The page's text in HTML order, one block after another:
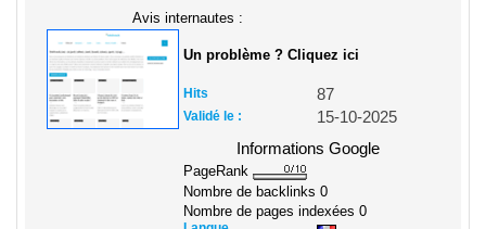
Avis internautes :
Un problème ? Cliquez ici
Hits 87
Validé le :
15-10-2025
Informations Google
PageRank
Nombre de backlinks 0
Nombre de pages indexées 0